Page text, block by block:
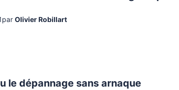
par Olivier Robillart
le dépannage sans arnaque